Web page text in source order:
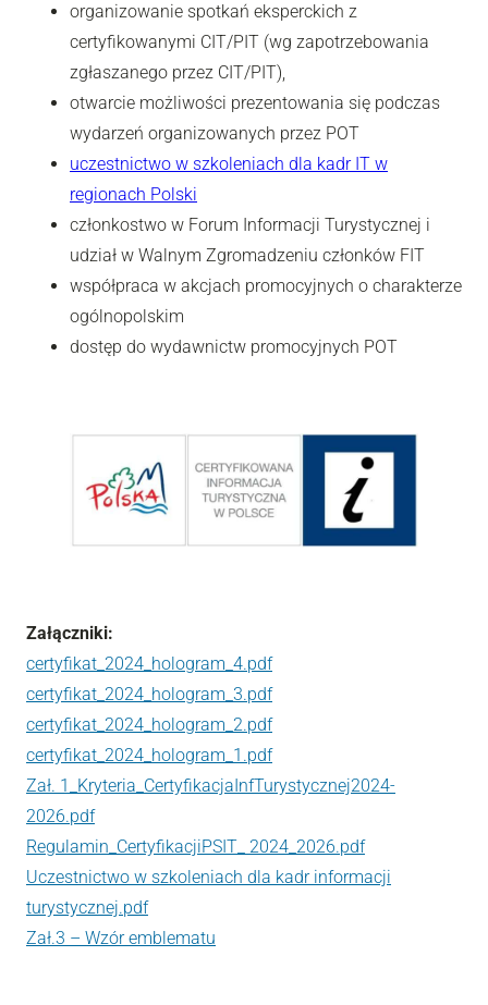
organizowanie spotkań eksperckich z
certyfikowanymi CIT/PIT (wg zapotrzebowania
zgłaszanego przez CIT/PIT),
otwarcie możliwości prezentowania się podczas
wydarzeń organizowanych przez POT
uczestnictwo w szkoleniach dla kadr IT w
regionach Polski
członkostwo w Forum Informacji Turystycznej i
udział w Walnym Zgromadzeniu członków FIT
współpraca w akcjach promocyjnych o charakterze
ogólnopolskim
dostęp do wydawnictw promocyjnych POT
Załączniki:
certyfikat_2024_hologram_4.pdf
certyfikat_2024_hologram_3.pdf
certyfikat_2024_hologram_2.pdf
certyfikat_2024_hologram_1.pdf
Zał. 1_Kryteria_CertyfikacjaInfTurystycznej2024-
2026.pdf
Regulamin_CertyfikacjiPSIT_ 2024_2026.pdf
Uczestnictwo w szkoleniach dla kadr informacji
turystycznej.pdf
Zał.3 – Wzór emblematu